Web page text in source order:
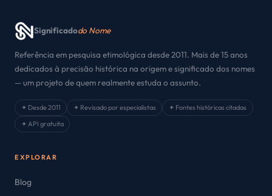
Significadodo Nome
Referência em pesquisa etimológica desde 2011. Mais de 15 anos
dedicados à precisão histórica na origem e significado dos nomes
— um projeto de quem realmente estuda o assunto.
✦ Desde 2011 ✦ Revisado por especialistas
✦ Fontes históricas citadas
✦ API gratuita
EXPLORAR
Blog